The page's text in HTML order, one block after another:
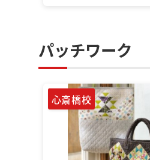
パッチワーク
心斎橋校